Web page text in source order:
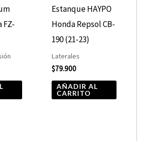
FZ-
Estanque HAYPO
Honda Repsol CB-
190 (21-23)
Laterales
$79.900
AÑADIR AL
CARRITO